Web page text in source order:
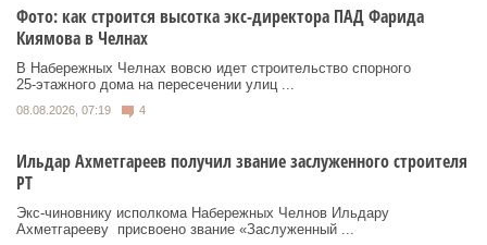
Фото: как строится высотка экс-директора ПАД Фарида
Киямова в Челнах
В Набережных Челнах вовсю идет строительство спорного
25‑этажного дома на пересечении улиц ...
08.08.2026, 07:19 4
Ильдар Ахметгареев получил звание заслуженного строителя
РТ
Экс‑чиновнику исполкома Набережных Челнов Ильдару
Ахметгарееву присвоено звание «Заслуженный ...